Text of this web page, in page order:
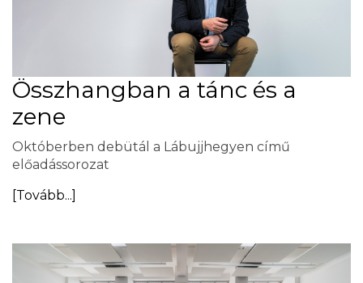
Összhangban a tánc és a
zene
Októberben debütál a Lábujjhegyen című
előadássorozat
[Tovább...]